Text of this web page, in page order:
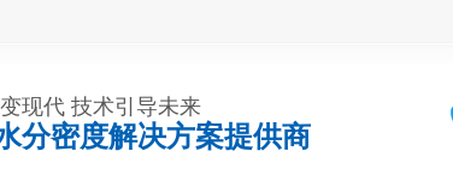
现代 技术引导未来
分密度解决方案提供商